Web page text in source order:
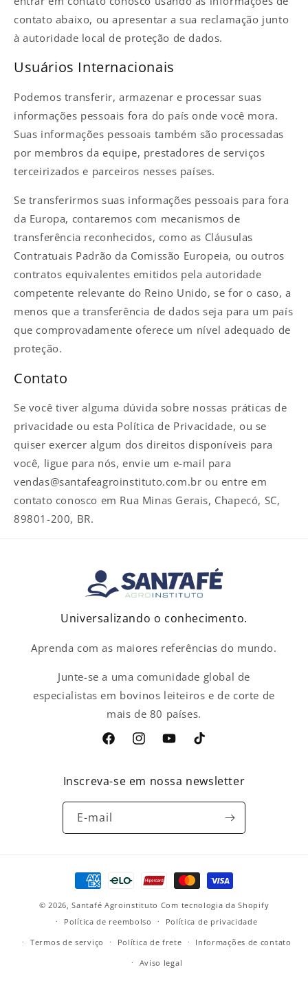
contato abaixo, ou apresentar a sua reclamação junto
à autoridade local de proteção de dados.
Usuários Internacionais
Podemos transferir, armazenar e processar suas
informações pessoais fora do país onde você mora.
Suas informações pessoais também são processadas
por membros da equipe, prestadores de serviços
terceirizados e parceiros nesses países.
Se transferirmos suas informações pessoais para fora
da Europa, contaremos com mecanismos de
transferência reconhecidos, como as Cláusulas
Contratuais Padrão da Comissão Europeia, ou outros
contratos equivalentes emitidos pela autoridade
competente relevante do Reino Unido, se for o caso, a
menos que a transferência de dados seja para um país
que comprovadamente oferece um nível adequado de
proteção.
Contato
Se você tiver alguma dúvida sobre nossas práticas de
privacidade ou esta Política de Privacidade, ou se
quiser exercer algum dos direitos disponíveis para
você, ligue para nós, envie um e-mail para
vendas@santafeagroinstituto.com.br ou entre em
contato conosco em Rua Minas Gerais, Chapecó, SC,
89801-200, BR.
Universalizando o conhecimento.
Aprenda com as maiores referências do mundo.
Junte-se a uma comunidade global de
especialistas em bovinos leiteiros e de corte de
mais de 80 países.
FacebookInstagramYouTubeTikTok
Inscreva-se em nossa newsletter
E-mail
Formas
de
pagamento
© 2026,Santafé Agroinstituto Com tecnologia da Shopify
Política de reembolso
Política de privacidade
Termos de serviço
Política de frete
Informações de contato
Aviso legal